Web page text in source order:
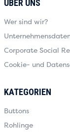
ÜBER UNS
Wer sind wir?
Corporate Social
Cookie- und
KATEGORIEN
Buttons
Rohlinge